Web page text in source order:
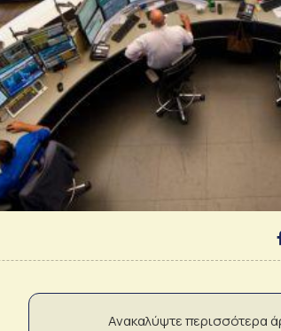
Ανακαλύψτε περισσότερα